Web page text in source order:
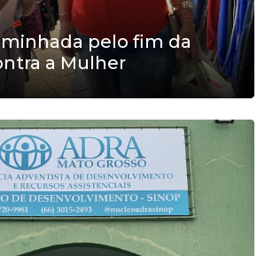
pelo fim da
a Mulher